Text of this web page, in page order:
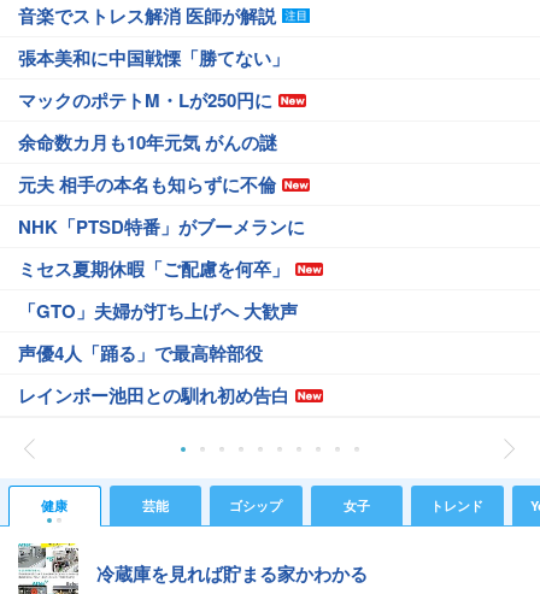
音楽でストレス解消 医師が解説
張本美和に中国戦慄「勝てない」
マックのポテトM・Lが250円に
余命数カ月も10年元気 がんの謎
元夫 相手の本名も知らずに不倫
NHK「PTSD特番」がブーメランに
ミセス夏期休暇「ご配慮を何卒」
「GTO」夫婦が打ち上げへ 大歓声
声優4人「踊る」で最高幹部役
レインボー池田との馴れ初め告白
健康 芸能 ゴシップ 女子 トレンド
冷蔵庫を見れば貯まる家かわかる